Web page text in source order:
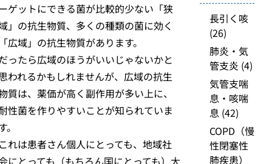
ゲットにできる菌が比較的少ない「狭
」の抗生物質、多くの種類の菌に効く
広域」の抗生物質があります。
ったら広域のほうがいいじゃないかと
われるかもしれませんが、広域の抗生
質は、薬価が高く副作用が多い上に、
性菌を作りやすいことが知られていま
。
れは患者さん個人にとっても、地域社
にとっても（もちろん国にとっても）大
長引く咳
(26)
肺炎・気
管支炎 (4)
気管支喘
息・咳喘
息 (42)
COPD（慢
性閉塞性
肺疾患）